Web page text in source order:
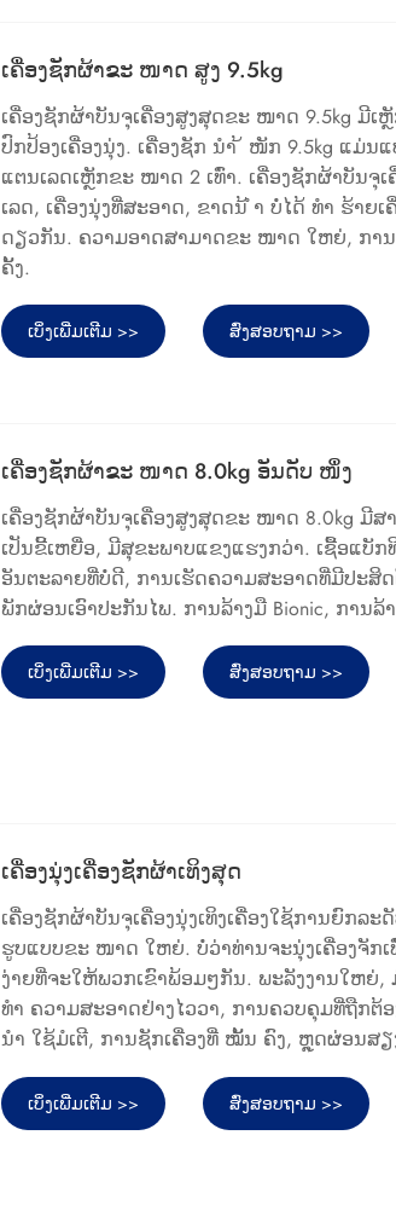
ເຄື່ອງຊັກຜ້າຂະ ໜາດ ສູງ 9.5kg
ເຄື່ອງຊັກຜ້າບັນຈຸເຄື່ອງສູງສຸດຂະ ໜາດ 9.5kg ມີ
ປົກປ້ອງເຄື່ອງນຸ່ງ. ເຄື່ອງຊັກ ນຳ ້ ໜັກ 9.5kg ແມ່ນ
ແຕນເລດເຫຼັກຂະ ໜາດ 2 ເທົ່າ. ເຄື່ອງຊັກຜ້າບັນຈຸ
ເລດ, ເຄື່ອງນຸ່ງທີ່ສະອາດ, ຂາດນ້ ຳ ບໍ່ໄດ້ ທຳ ຮ້າຍເ
ດຽວກັນ. ຄວາມອາດສາມາດຂະ ໜາດ ໃຫຍ່, ກາ
ຄັ້ງ.
ເບິ່ງເພີ່ມເຕີມ >> ສົ່ງສອບຖາມ >>
ເຄື່ອງຊັກຜ້າຂະ ໜາດ 8.0kg ອັນດັບ ໜຶ່ງ
ເຄື່ອງຊັກຜ້າບັນຈຸເຄື່ອງສູງສຸດຂະ ໜາດ 8.0kg ມີ
ເປັນຂີ້ເຫຍື່ອ, ມີສຸຂະພາບແຂງແຮງກວ່າ. ເຊື້ອແບັກ
ອັນຕະລາຍທີ່ບໍ່ດີ, ການເຮັດຄວາມສະອາດທີ່ມີປະສິ
ພັກຜ່ອນເອົາປະກັນໄພ. ການລ້າງມື Bionic, ການລ້
ເບິ່ງເພີ່ມເຕີມ >> ສົ່ງສອບຖາມ >>
ເຄື່ອງນຸ່ງເຄື່ອງຊັກຜ້າເທິງສຸດ
ເຄື່ອງຊັກຜ້າບັນຈຸເຄື່ອງນຸ່ງເທິງເຄື່ອງໃຊ້ການຍົກ
ຮູບແບບຂະ ໜາດ ໃຫຍ່. ບໍ່ວ່າທ່ານຈະນຸ່ງເຄື່ອງຈັກ
ງ່າຍທີ່ຈະໃຫ້ພວກເຂົາພ້ອມໆກັນ. ພະລັງງານໃຫຍ່
ທຳ ຄວາມສະອາດຢ່າງໄວວາ, ການຄວບຄຸມທີ່ຖືກ
ນຳ ໃຊ້ມໍເຕີ, ການຊັກເຄື່ອງທີ່ ໝັ້ນ ຄົງ, ຫຼຸດຜ່ອນສ
ເບິ່ງເພີ່ມເຕີມ >> ສົ່ງສອບຖາມ >>